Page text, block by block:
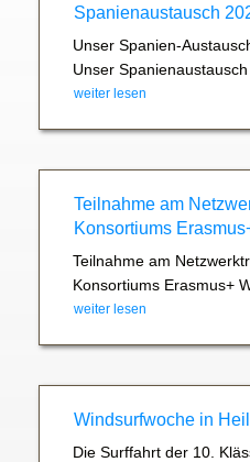
Spanienaustausch
Unser Spanien-
Unser Spanienaustausch
weiter lesen
Teilnahme am
Konsortiums
Teilnahme am
Konsortiums Erasmus+
weiter lesen
Windsurfwoche in
Die Surffahrt der 10.